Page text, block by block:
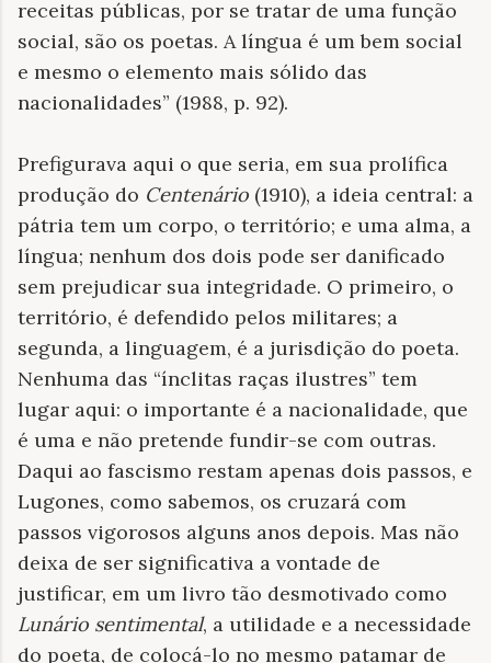
receitas públicas, por se tratar de uma função
social, são os poetas. A língua é um bem social
e mesmo o elemento mais sólido das
nacionalidades” (1988, p. 92).
Prefigurava aqui o que seria, em sua prolífica
produção do Centenário (1910), a ideia central: a
pátria tem um corpo, o território; e uma alma, a
língua; nenhum dos dois pode ser danificado
sem prejudicar sua integridade. O primeiro, o
território, é defendido pelos militares; a
segunda, a linguagem, é a jurisdição do poeta.
Nenhuma das “ínclitas raças ilustres” tem
lugar aqui: o importante é a nacionalidade, que
é uma e não pretende fundir-se com outras.
Daqui ao fascismo restam apenas dois passos, e
Lugones, como sabemos, os cruzará com
passos vigorosos alguns anos depois. Mas não
deixa de ser significativa a vontade de
justificar, em um livro tão desmotivado como
Lunário sentimental, a utilidade e a necessidade
do poeta, de colocá-lo no mesmo patamar de